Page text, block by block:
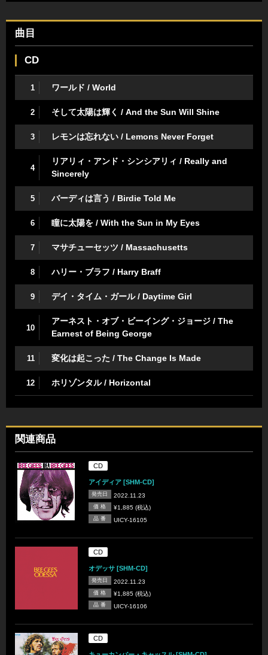
曲目
CD
1 ワールド / World
2 そして太陽は輝く / And the Sun Will Shine
3 レモンは忘れない / Lemons Never Forget
4
リアリィ・アンド・シンシアリィ / Really and
Sincerely
5 バーディは言う / Birdie Told Me
6 瞳に太陽を / With the Sun in My Eyes
7 マサチューセッツ / Massachusetts
8 ハリー・ブラフ / Harry Braff
9 デイ・タイム・ガール / Daytime Girl
10
アーネスト・オブ・ビーイング・ジョージ / The
Earnest of Being George
11 変化は起こった / The Change Is Made
12 ホリゾンタル / Horizontal
関連商品
CD
アイディア [SHM-CD]
発売日 2022.11.23
価 格 ¥1,885 (税込)
品 番 UICY-16105
CD
オデッサ [SHM-CD]
発売日 2022.11.23
価 格 ¥1,885 (税込)
品 番 UICY-16106
CD